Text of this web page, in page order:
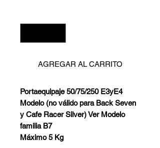
AGREGAR AL CARRITO
Portaequipaje 50/75/250 E3yE4
Modelo (no válido para Back Seven
y Cafe Racer Silver) Ver Modelo
familia B7
Máximo 5 Kg